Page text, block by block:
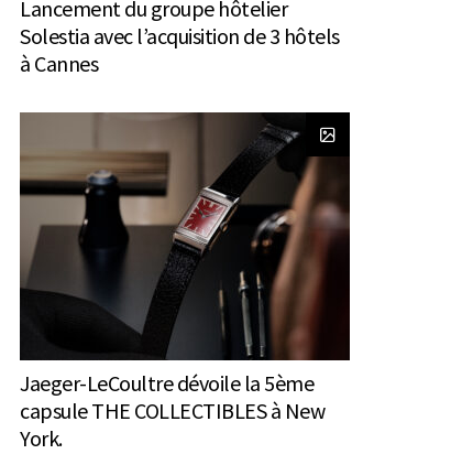
Lancement du groupe hôtelier
Solestia avec l’acquisition de 3 hôtels
à Cannes
Jaeger-LeCoultre dévoile la 5ème
capsule THE COLLECTIBLES à New
York.